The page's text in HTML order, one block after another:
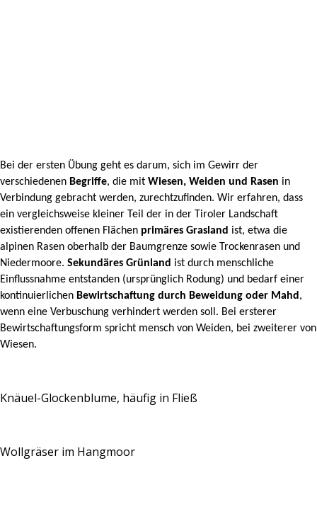
Bei der ersten Übung geht es darum, sich im Gewirr der
verschiedenen Begriffe, die mit Wiesen, Weiden und Rasen in
Verbindung gebracht werden, zurechtzufinden. Wir erfahren, dass
ein vergleichsweise kleiner Teil der in der Tiroler Landschaft
existierenden offenen Flächen primäres Grasland ist, etwa die
alpinen Rasen oberhalb der Baumgrenze sowie Trockenrasen und
Niedermoore. Sekundäres Grünland ist durch menschliche
Einflussnahme entstanden (ursprünglich Rodung) und bedarf einer
kontinuierlichen Bewirtschaftung durch Beweidung oder Mahd ,
wenn eine Verbuschung verhindert werden soll. Bei ersterer
Bewirtschaftungsform spricht mensch von Weiden, bei zweiterer von
Wiesen.
Knäuel-Glockenblume, häufig in Fließ
Wollgräser im Hangmoor